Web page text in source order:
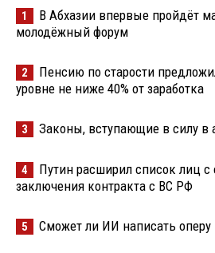
1
В Абхазии впервые пройдёт
молодёжный форум
2
Пенсию по старости
уровне не ниже 40% от заработка
3 Законы, вступающие в силу в
4
Путин расширил список лиц
заключения контракта с ВС РФ
5 Сможет ли ИИ написать